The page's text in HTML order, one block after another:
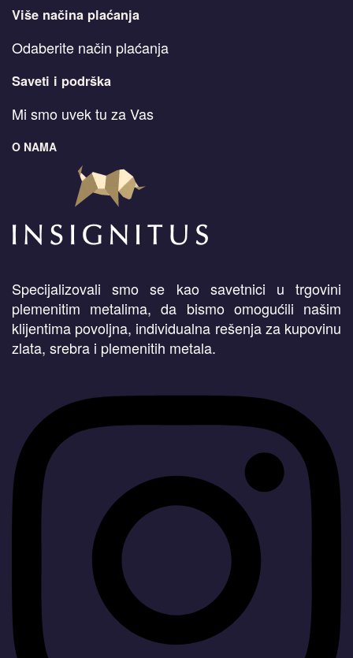
Više načina plaćanja
Odaberite način plaćanja
Saveti i podrška
Mi smo uvek tu za Vas
O NAMA
Specijalizovali smo se kao savetnici u trgovini
plemenitim metalima, da bismo omogućili našim
klijentima povoljna, individualna rešenja za kupovinu
zlata, srebra i plemenitih metala.